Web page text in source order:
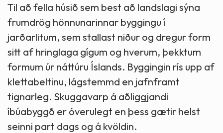
Til að fella húsið sem best að landslagi sýna
frumdrög hönnunarinnar byggingu í
jarðarlitum, sem stallast niður og dregur form
sitt af hringlaga gígum og hverum, þekktum
formum úr náttúru Íslands. Byggingin rís upp af
klettabeltinu, lágstemmd en jafnframt
tignarleg. Skuggavarp á aðliggjandi
íbúabyggð er óverulegt en þess gætir helst
seinni part dags og á kvöldin.